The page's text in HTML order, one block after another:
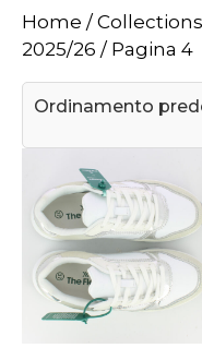
Home /
2025/26 / Pagina 4